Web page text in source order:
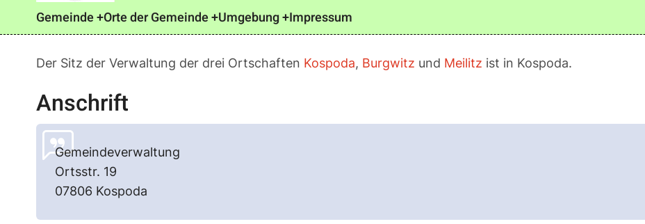
Main
navigation
Gemeinde Orte der Gemeinde Umgebung Impressum
Der Sitz der Verwaltung der drei Ortschaften Kospoda, Burgwitz und Meilitz ist in Kospoda.
Anschrift
Gemeindeverwaltung
Ortsstr. 19
07806 Kospoda